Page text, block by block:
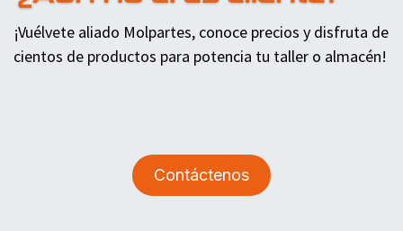
¡Vuélvete aliado Molpartes, conoce precios y disfruta de
cientos de productos para potencia tu taller o almacén!
Contáctenos